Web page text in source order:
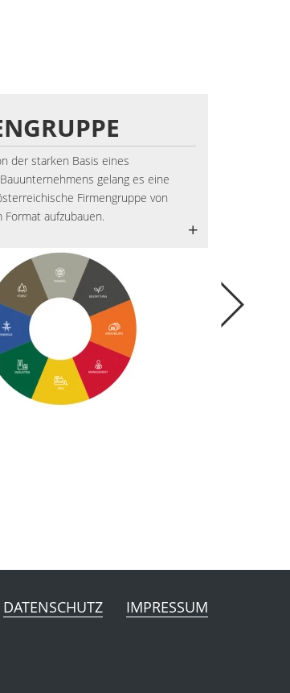
der starken Basis eines
gelang es eine
Firmengruppe von
Format aufzubauen.
+
DATENSCHUTZ IMPRESSUM